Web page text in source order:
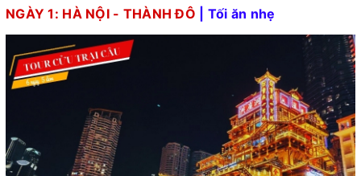
NGÀY 1: HÀ NỘI - THÀNH ĐÔ | Tối ăn nhẹ